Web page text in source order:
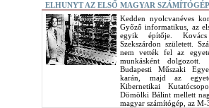
ELHUNYT AZ ELSŐ MAGYAR
Kedden nyolcvanéves
Győző informatikus, az
egyik építője.
Szekszárdon született.
nem vették fel az
munkásként
Budapesti Műszaki
karán, majd az
Kibernetikai
Dömölki Bálint mellett
magyar számítógép, az M-